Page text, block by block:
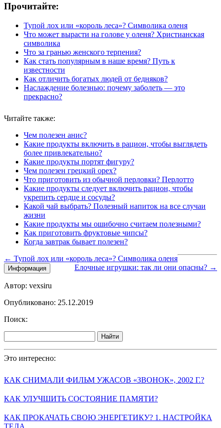
Прочитайте:
Тупой лох или «король леса»? Символика оленя
Что может вырасти на голове у оленя? Христианская
символика
Что за гранью женского терпения?
Как стать популярным в наше время? Путь к
известности
Как отличить богатых людей от бедняков?
Наслаждение болезнью: почему заболеть — это
прекрасно?
Читайте также:
Чем полезен анис?
Какие продукты включить в рацион, чтобы выглядеть
более привлекательно?
Какие продукты портят фигуру?
Чем полезен грецкий орех?
Что приготовить из обычной перловки? Перлотто
Какие продукты следует включить рацион, чтобы
укрепить сердце и сосуды?
Какой чай выбрать? Полезный напиток на все случаи
жизни
Какие продукты мы ошибочно считаем полезными?
Как приготовить фруктовые чипсы?
Когда завтрак бывает полезен?
← Тупой лох или «король леса»? Символика оленя
Елочные игрушки: так ли они опасны? →
Информация
Автор: vexsiru
Опубликовано: 25.12.2019
Поиск:
Найти
Это интересно:
КАК СНИМАЛИ ФИЛЬМ УЖАСОВ «ЗВОНОК», 2002 Г.?
КАК УЛУЧШИТЬ СОСТОЯНИЕ ПАМЯТИ?
КАК ПРОКАЧАТЬ СВОЮ ЭНЕРГЕТИКУ? 1. НАСТРОЙКА
ТЕЛА